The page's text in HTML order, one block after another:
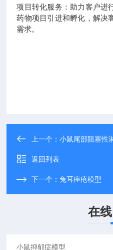
项目转化服务：助力客户进
药物项目引进和孵化，解决
需求。
上一个：小鼠尾部阻塞性
返回列表
下一个：兔耳痤疮模型
在